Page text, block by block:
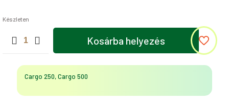
Készleten
NÉGYSZÖGLETES
Kosárba helyezés
Cargo 250, Cargo 500